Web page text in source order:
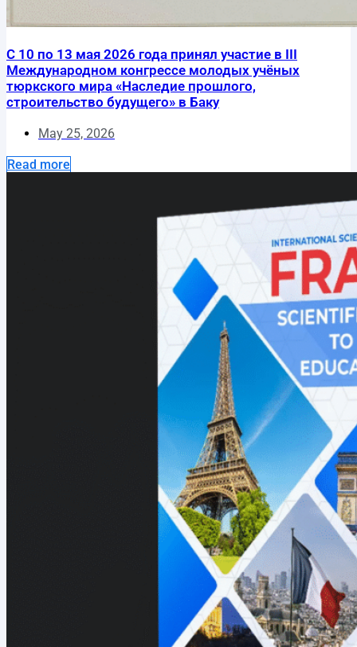
С 10 по 13 мая 2026 года принял участие в III
Международном конгрессе молодых учёных
тюркского мира «Наследие прошлого,
строительство будущего» в Баку
May 25, 2026
Read more